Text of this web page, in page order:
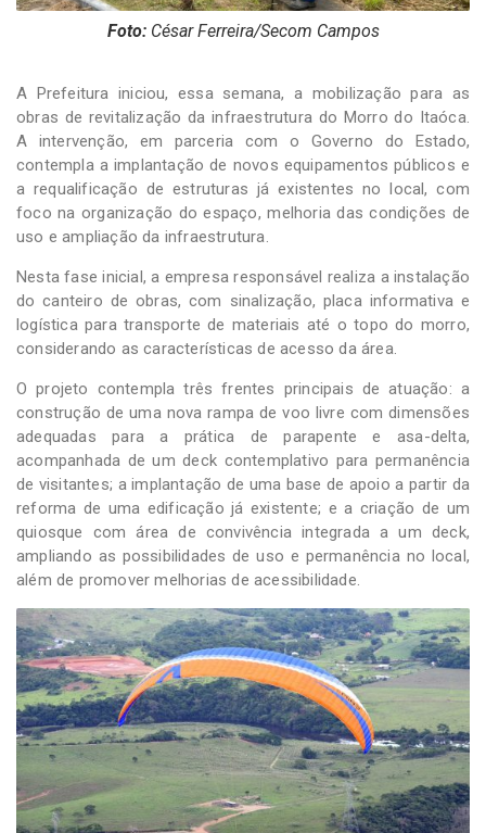
Foto:César Ferreira/Secom Campos
A Prefeitura iniciou, essa semana, a mobilização para as
obras de revitalização da infraestrutura do Morro do Itaóca.
A intervenção, em parceria com o Governo do Estado,
contempla a implantação de novos equipamentos públicos e
a requalificação de estruturas já existentes no local, com
foco na organização do espaço, melhoria das condições de
uso e ampliação da infraestrutura.
Nesta fase inicial, a empresa responsável realiza a instalação
do canteiro de obras, com sinalização, placa informativa e
logística para transporte de materiais até o topo do morro,
considerando as características de acesso da área.
O projeto contempla três frentes principais de atuação: a
construção de uma nova rampa de voo livre com dimensões
adequadas para a prática de parapente e asa-delta,
acompanhada de um deck contemplativo para permanência
de visitantes; a implantação de uma base de apoio a partir da
reforma de uma edificação já existente; e a criação de um
quiosque com área de convivência integrada a um deck,
ampliando as possibilidades de uso e permanência no local,
além de promover melhorias de acessibilidade.